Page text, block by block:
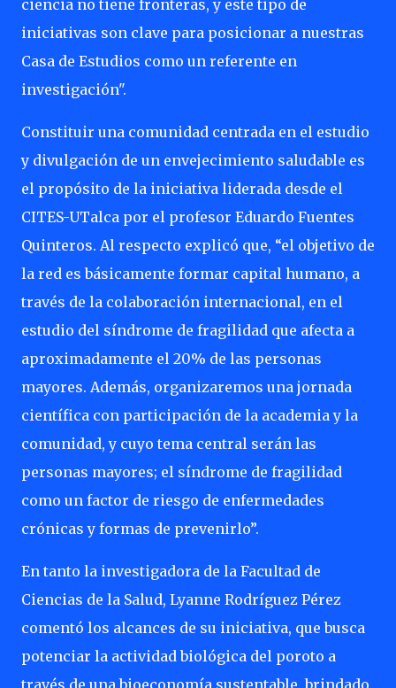
ciencia no tiene fronteras, y este tipo de
iniciativas son clave para posicionar a nuestras
Casa de Estudios como un referente en
investigación".
Constituir una comunidad centrada en el estudio
y divulgación de un envejecimiento saludable es
el propósito de la iniciativa liderada desde el
CITES-UTalca por el profesor Eduardo Fuentes
Quinteros. Al respecto explicó que, “el objetivo de
la red es básicamente formar capital humano, a
través de la colaboración internacional, en el
estudio del síndrome de fragilidad que afecta a
aproximadamente el 20% de las personas
mayores. Además, organizaremos una jornada
científica con participación de la academia y la
comunidad, y cuyo tema central serán las
personas mayores; el síndrome de fragilidad
como un factor de riesgo de enfermedades
crónicas y formas de prevenirlo”.
En tanto la investigadora de la Facultad de
Ciencias de la Salud, Lyanne Rodríguez Pérez
comentó los alcances de su iniciativa, que busca
potenciar la actividad biológica del poroto a
través de una bioeconomía sustentable, brindado